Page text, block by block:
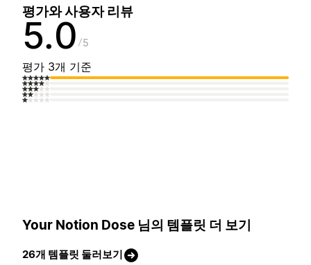
평가와 사용자 리뷰
5.0 5
평가 3개 기준
Your Notion Dose 님의 템플릿 더 보기
26개 템플릿 둘러보기